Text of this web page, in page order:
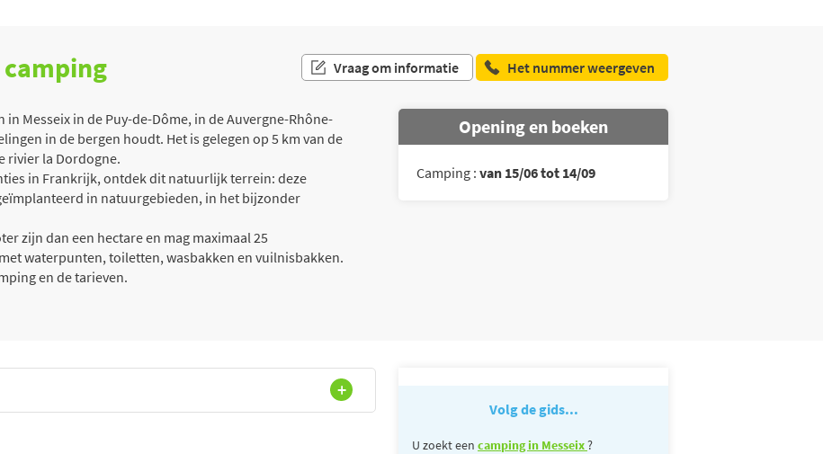
Vraag om informatie Het nummer weergeven
in Messeix in de Puy-de-Dôme, in de Auvergne-Rhône-
in de bergen houdt. Het is gelegen op 5 km van de
rivier la Dordogne.
in Frankrijk, ontdek dit natuurlijk terrein: deze
in natuurgebieden, in het bijzonder
zijn dan een hectare en mag maximaal 25
waterpunten, toiletten, wasbakken en vuilnisbakken.
en de tarieven.
Opening en boeken
Camping : van 15/06 tot 14/09
Volg de gids...
U zoekt een camping in Messeix?